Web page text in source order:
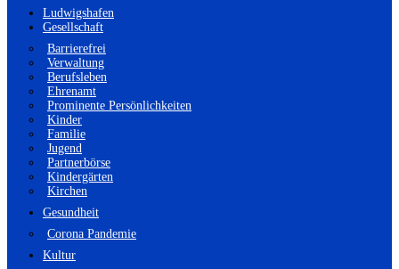
Ludwigshafen
Gesellschaft
Barrierefrei
Verwaltung
Berufsleben
Ehrenamt
Prominente Persönlichkeiten
Kinder
Familie
Jugend
Partnerbörse
Kindergärten
Kirchen
Gesundheit
Corona Pandemie
Kultur